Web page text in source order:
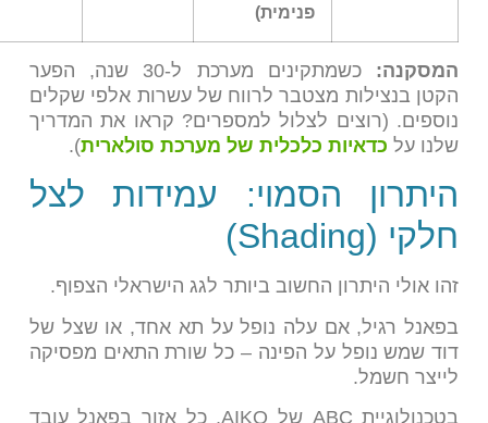
פנימית)
המסקנה:
כשמתקינים מערכת ל-30 שנה, הפער
הקטן בנצילות מצטבר לרווח של עשרות אלפי שקלים
נוספים. (רוצים לצלול למספרים? קראו את המדריך
שלנו עלכדאיות כלכלית של מערכת סולארית).
היתרון הסמוי: עמידות לצל
חלקי (Shading)
זהו אולי היתרון החשוב ביותר לגג הישראלי הצפוף.
בפאנל רגיל, אם עלה נופל על תא אחד, או שצל של
דוד שמש נופל על הפינה – כל שורת התאים מפסיקה
לייצר חשמל.
בטכנולוגיית ABC של AIKO, כל אזור בפאנל עובד